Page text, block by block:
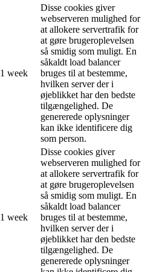
1 week
Disse cookies giver
webserveren mulighed for
at allokere servertrafik for
at gøre brugeroplevelsen
så smidig som muligt. En
såkaldt load balancer
bruges til at bestemme,
hvilken server der i
øjeblikket har den bedste
tilgængelighed. De
genererede oplysninger
kan ikke identificere dig
som person.
1 week
Disse cookies giver
webserveren mulighed for
at allokere servertrafik for
at gøre brugeroplevelsen
så smidig som muligt. En
såkaldt load balancer
bruges til at bestemme,
hvilken server der i
øjeblikket har den bedste
tilgængelighed. De
genererede oplysninger